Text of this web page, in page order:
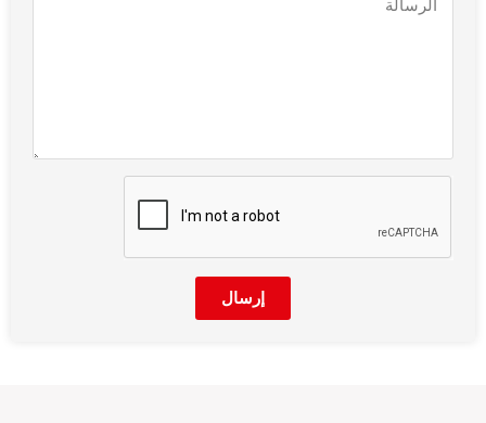
إرسال